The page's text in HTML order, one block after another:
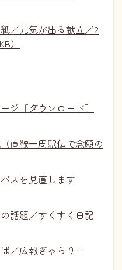
／元気が出る献立／2
）
ジ［ダウンロード］
直鞍一周駅伝で念願の
スを見直します
話題／すくすく日記
／広報ぎゃらりー